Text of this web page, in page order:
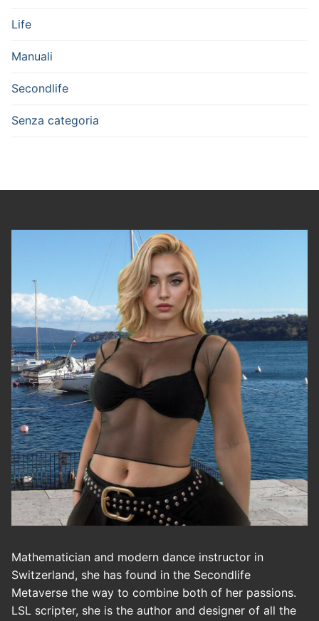
Life
Manuali
Secondlife
Senza categoria
Mathematician and modern dance instructor in
Switzerland, she has found in the Secondlife
Metaverse the way to combine both of her passions.
LSL scripter, she is the author and designer of all the